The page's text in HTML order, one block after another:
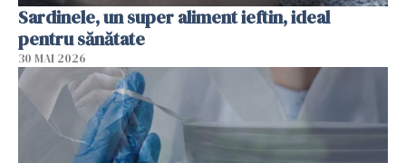
Sardinele, un super aliment ieftin, ideal
pentru sănătate
30 MAI 2026